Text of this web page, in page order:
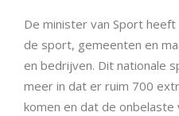
De minister van Sport
de sport, gemeenten en
en bedrijven. Dit nationale
meer in dat er ruim 700
komen en dat de